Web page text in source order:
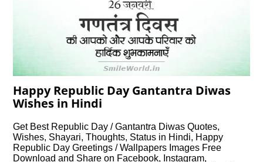
Happy Republic Day Gantantra Diwas
Wishes in Hindi
Get Best Republic Day / Gantantra Diwas Quotes,
Wishes, Shayari, Thoughts, Status in Hindi, Happy
Republic Day Greetings / Wallpapers Images Free
Download and Share on Facebook, Instagram,